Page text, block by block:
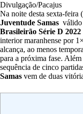
Divulgação/Pacajus
Na noite desta sexta-feira
Juventude Samas válido
Brasileirão Série D 2022
interior maranhense por
alcança, ao menos
para a próxima fase.
sequência de cinco
Samas vem de duas